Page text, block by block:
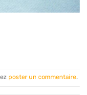
poster un commentaire.